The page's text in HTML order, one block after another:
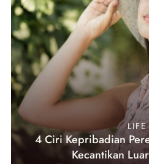
LIFE
4 Ciri Kepribadian
Kecantikan